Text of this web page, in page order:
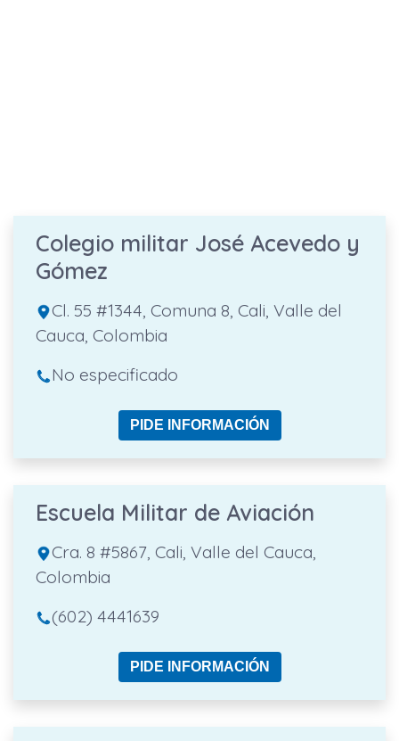
Colegio militar José Acevedo y
Gómez
Cl. 55 #1344, Comuna 8, Cali, Valle del
Cauca, Colombia
No especificado
PIDE INFORMACIÓN
Escuela Militar de Aviación
Cra. 8 #5867, Cali, Valle del Cauca,
Colombia
(602) 4441639
PIDE INFORMACIÓN